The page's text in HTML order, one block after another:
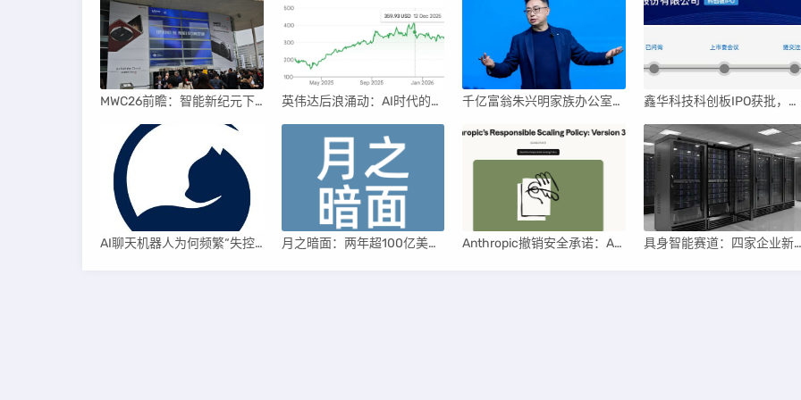
MWC26前瞻：智能新纪元下的科技盛宴 英伟达后浪涌动：AI时代的新王者与隐忧 千亿富翁朱兴明家族办公室进军VC圈 鑫华科技科创板IPO获批，领跑国内半导体材料市场
AI聊天机器人为何频繁“失控”，背后原因及解决方案解析 月之暗面：两年超100亿美元估值，K2.5引领AI新纪元 Anthropic撤销安全承诺：AI竞赛中的伦理与商业博弈 具身智能赛道：四家企业新晋独角兽，融资竞速背后